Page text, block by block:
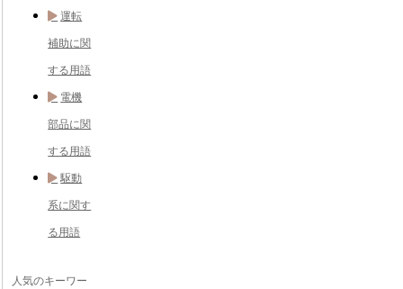
運転
補助に関
する用語
電機
部品に関
する用語
駆動
系に関す
る用語
人気のキーワー